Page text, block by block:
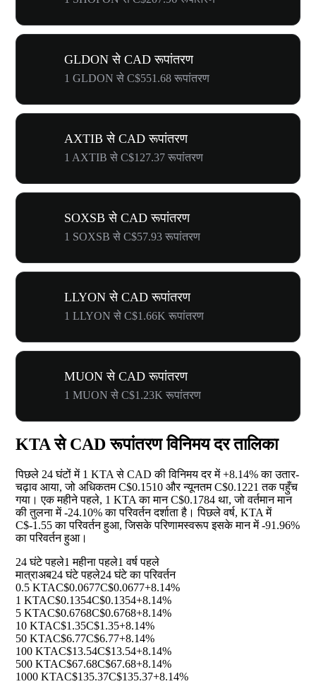
GLDON से CAD रूपांतरण
1 GLDON से C$551.68 रूपांतरण
AXTIB से CAD रूपांतरण
1 AXTIB से C$127.37 रूपांतरण
SOXSB से CAD रूपांतरण
1 SOXSB से C$57.93 रूपांतरण
LLYON से CAD रूपांतरण
1 LLYON से C$1.66K रूपांतरण
MUON से CAD रूपांतरण
1 MUON से C$1.23K रूपांतरण
KTA से CAD रूपांतरण विनिमय दर तालिका
पिछले 24 घंटों में 1 KTA से CAD की विनिमय दर में+8.14%का उतार-
चढ़ाव आया, जो अधिकतम C$0.1510 और न्यूनतम C$0.1221 तक पहुँच
गया। एक महीने पहले, 1 KTA का मान C$0.1784 था, जो वर्तमान मान
की तुलना में-24.10%का परिवर्तन दर्शाता है। पिछले वर्ष, KTA में
C$-1.55 का परिवर्तन हुआ, जिसके परिणामस्वरूप इसके मान में-91.96%
का परिवर्तन हुआ।
24 घंटे पहले1 महीना पहले1 वर्ष पहले
मात्राअब24 घंटे पहले24 घंटे का परिवर्तन
0.5 KTAC$0.0677C$0.0677+8.14%
1 KTAC$0.1354C$0.1354+8.14%
5 KTAC$0.6768C$0.6768+8.14%
10 KTAC$1.35C$1.35+8.14%
50 KTAC$6.77C$6.77+8.14%
100 KTAC$13.54C$13.54+8.14%
500 KTAC$67.68C$67.68+8.14%
1000 KTAC$135.37C$135.37+8.14%